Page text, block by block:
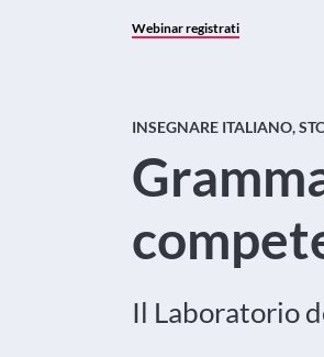
Webinar registrati
INSEGNARE ITALIANO,
Il Laboratorio